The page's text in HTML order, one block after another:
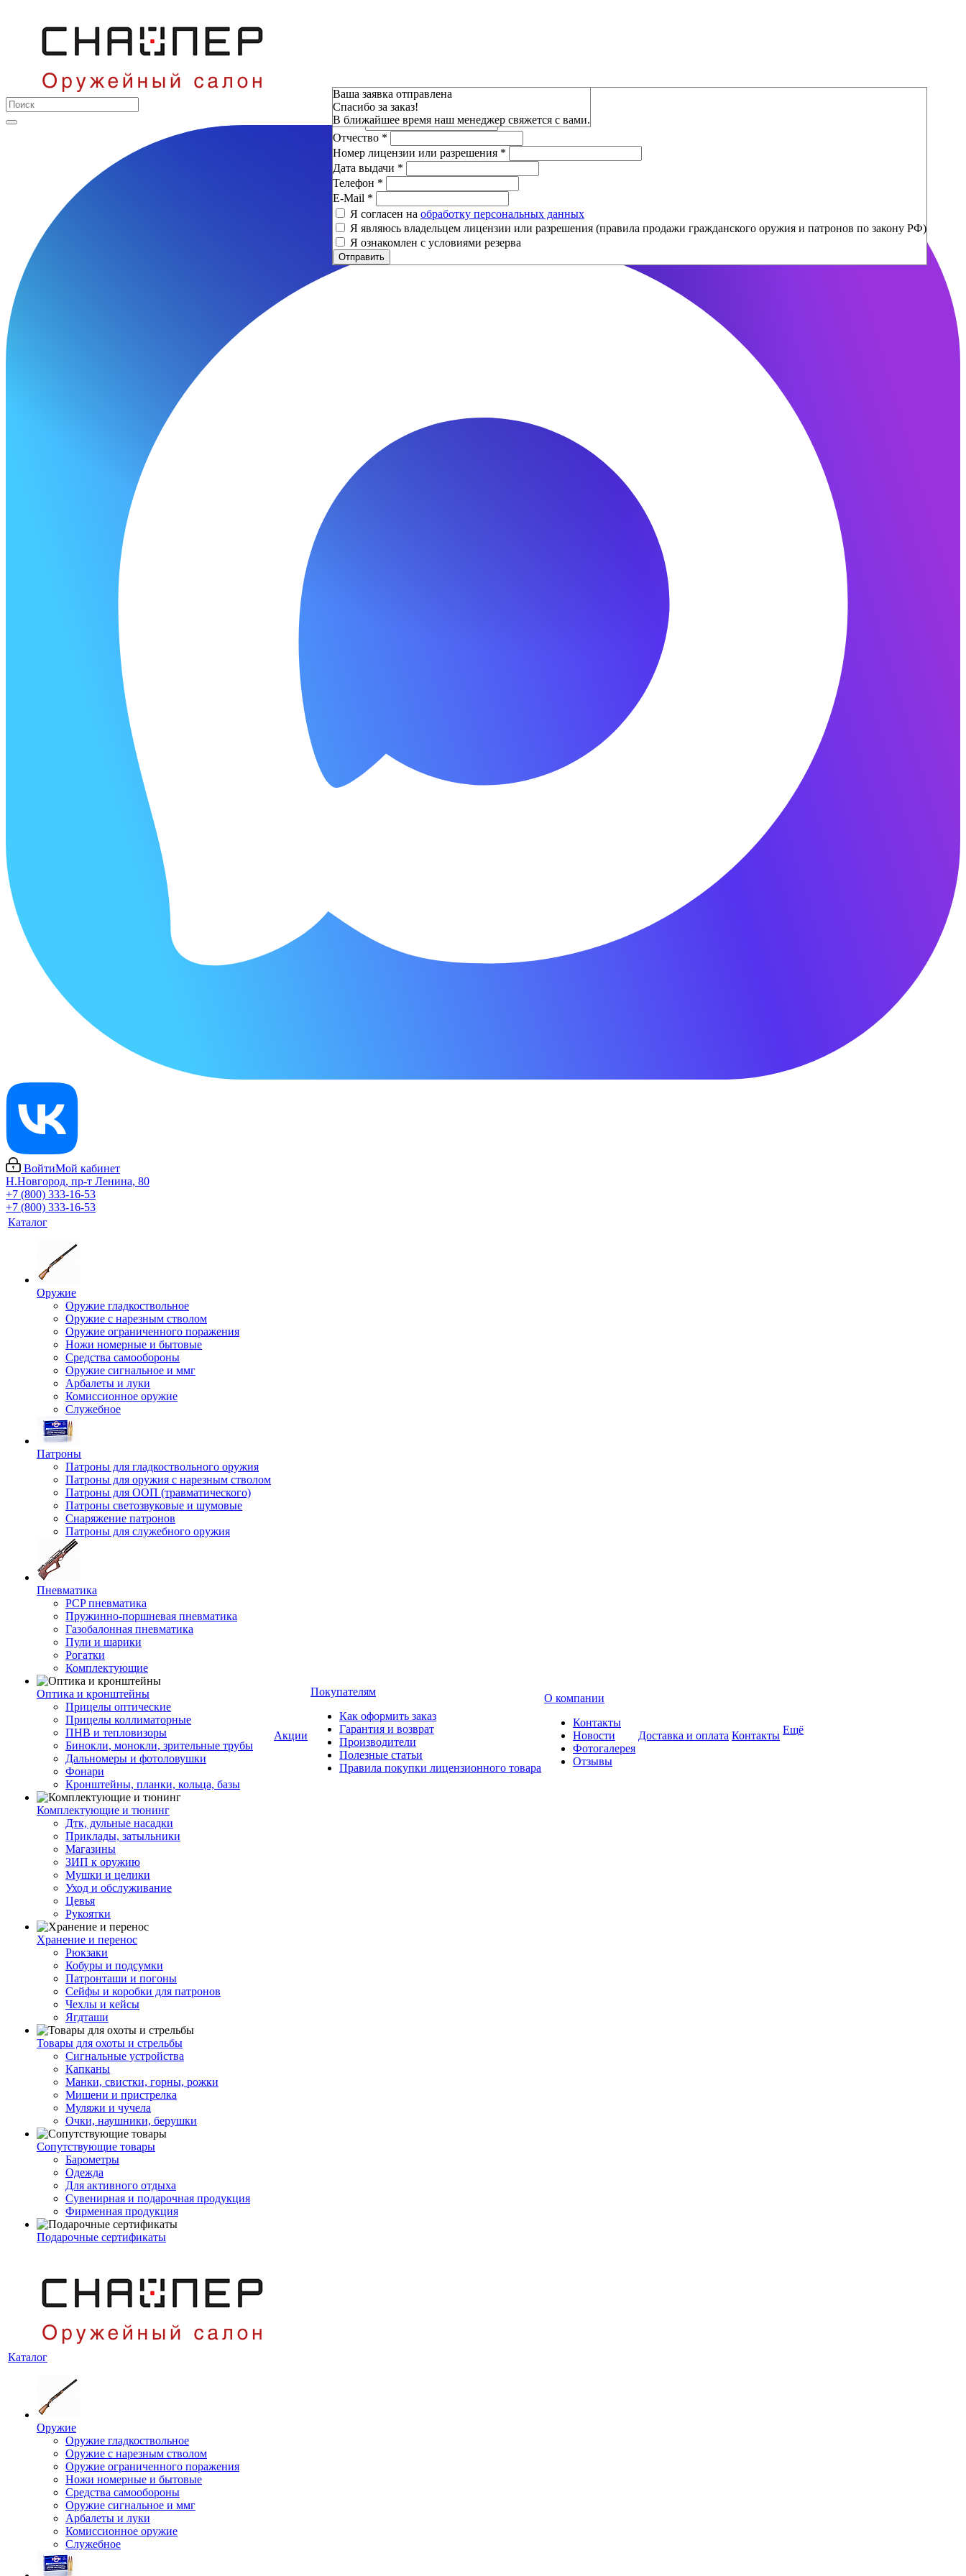
ВойтиМой кабинет
Н.Новгород, пр-т Ленина, 80
+7 (800) 333-16-53
+7 (800) 333-16-53
Каталог
Оружие
Оружие гладкоствольное
Оружие с нарезным стволом
Оружие ограниченного поражения
Ножи номерные и бытовые
Средства самообороны
Оружие сигнальное и ммг
Арбалеты и луки
Комиссионное оружие
Служебное
Патроны
Патроны для гладкоствольного оружия
Патроны для оружия с нарезным стволом
Патроны для ООП (травматического)
Патроны светозвуковые и шумовые
Снаряжение патронов
Патроны для служебного оружия
Пневматика
PCP пневматика
Пружинно-поршневая пневматика
Газобалонная пневматика
Пули и шарики
Рогатки
Комплектующие
Оптика и кронштейны
Прицелы оптические
Прицелы коллиматорные
ПНВ и тепловизоры
Бинокли, монокли, зрительные трубы
Дальномеры и фотоловушки
Фонари
Кронштейны, планки, кольца, базы
Комплектующие и тюнинг
Дтк, дульные насадки
Приклады, затыльники
Магазины
ЗИП к оружию
Мушки и целики
Уход и обслуживание
Цевья
Рукоятки
Хранение и перенос
Рюкзаки
Кобуры и подсумки
Патронташи и погоны
Сейфы и коробки для патронов
Чехлы и кейсы
Ягдташи
Товары для охоты и стрельбы
Сигнальные устройства
Капканы
Манки, свистки, горны, рожки
Мишени и пристрелка
Муляжи и чучела
Очки, наушники, берушки
Сопутствующие товары
Барометры
Одежда
Для активного отдыха
Сувенирная и подарочная продукция
Фирменная продукция
Подарочные сертификаты
Акции
Покупателям
Как оформить заказ
Гарантия и возврат
Производители
Полезные статьи
Правила покупки лицензионного товара
О компании
Контакты
Новости
Фотогалерея
Отзывы
Доставка и оплата Контакты Ещё
Каталог
Оружие
Оружие гладкоствольное
Оружие с нарезным стволом
Оружие ограниченного поражения
Ножи номерные и бытовые
Средства самообороны
Оружие сигнальное и ммг
Арбалеты и луки
Комиссионное оружие
Служебное
Зарезервировать
Фамилия*
Имя*
Отчество *
Номер лицензии или разрешения *
Дата выдачи *
Телефон *
E-Mail *
Я согласен на обработку персональных данных
Я являюсь владельцем лицензии или разрешения (правила продажи гражданского оружия и патронов по закону РФ)
Я ознакомлен с условиями резерва
Отправить
Ваша заявка отправлена
Спасибо за заказ!
В ближайшее время наш менеджер свяжется с вами.